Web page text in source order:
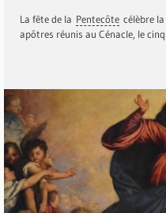
La fête de la Pentecôte célèbre la
apôtres réunis au Cénacle, le